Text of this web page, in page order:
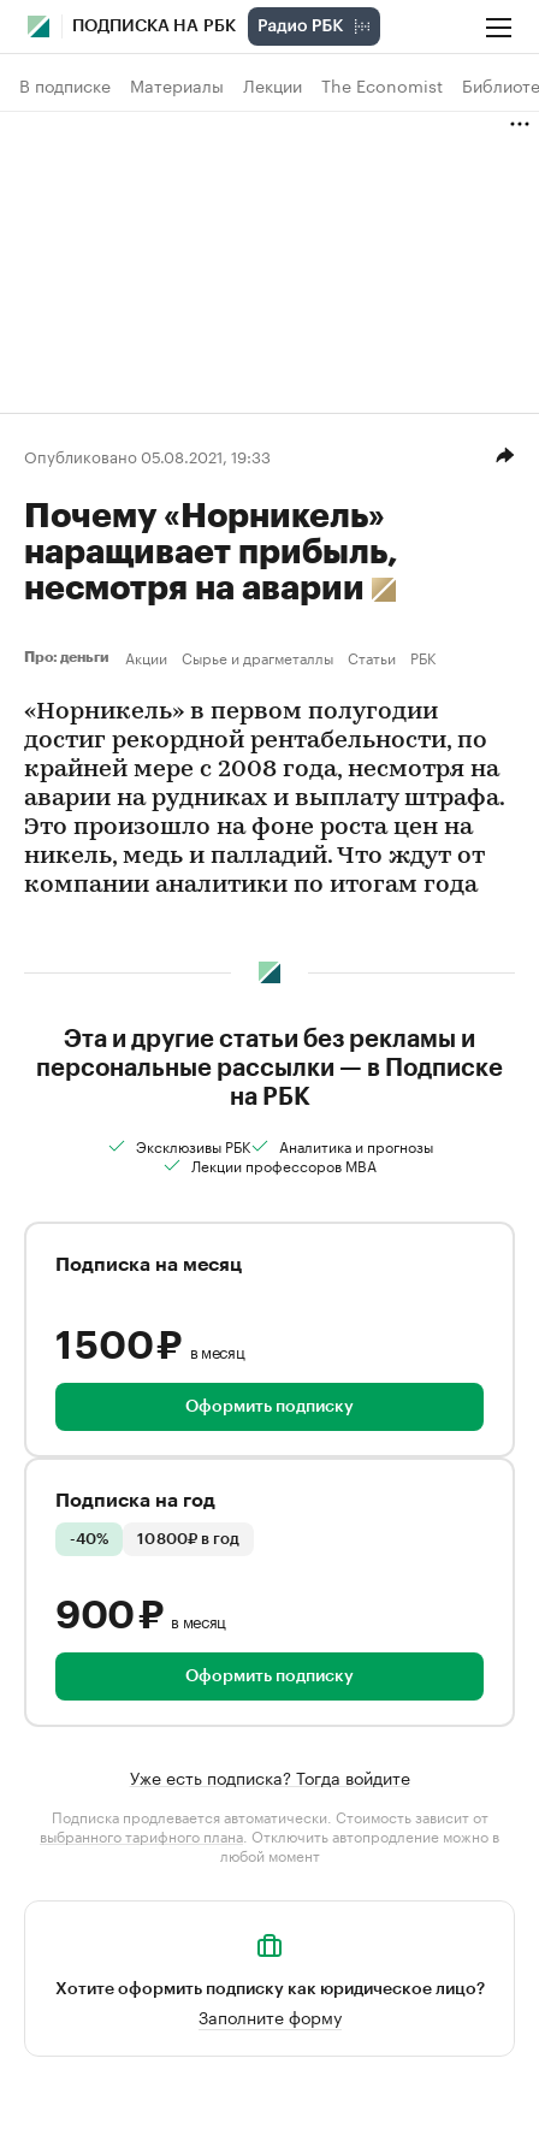
ПОДПИСКА НА РБК
В подписке Материалы Лекции The Economist
Опубликовано 05.08.2021, 19:33
Почему «Норникель»
наращивает прибыль,
несмотря на аварии
Про: деньги Акции Сырье и драгметаллы Статьи РБК
«Норникель» в первом полугодии
достиг рекордной рентабельности, по
крайней мере с 2008 года, несмотря на
аварии на рудниках и выплату штрафа.
Это произошло на фоне роста цен на
никель, медь и палладий. Что ждут от
компании аналитики по итогам года
Эта и другие статьи без рекламы и
персональные рассылки — в Подписке
на РБК
Эксклюзивы РБК
Аналитика и прогнозы
Лекции профессоров MBA
Подписка на месяц
1 500 ₽ в месяц
Оформить подписку
Подписка на год
-40% 10 800₽ в год
900 ₽ в месяц
Оформить подписку
Уже есть подписка? Тогда войдите
Подписка продлевается автоматически. Стоимость зависит от
выбранного тарифного плана . Отключить автопродление можно в
любой момент
Хотите оформить подписку как юридическое лицо?
Заполните форму